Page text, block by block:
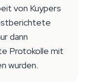
von Kuypers
dann
Protokolle mit
wurden.